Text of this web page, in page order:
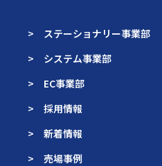
> ステーショナリー事業部
> システム事業部
> EC事業部
> 採用情報
> 新着情報
> 売場事例